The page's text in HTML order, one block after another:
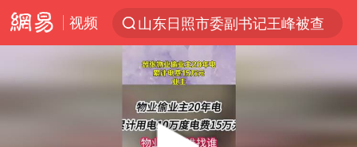
视频
山东日照市委副书记王峰被查
探寻“技能+”促就业创业新路
41岁女子为鼓励女儿考上985研究生
美国退回1000亿美元关税